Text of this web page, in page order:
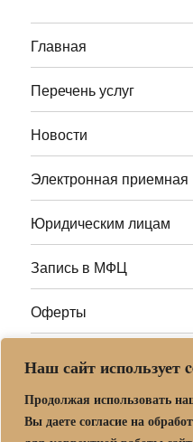
Наш сайт использует
Продолжая использовать
Вы даете согласие на
Главная
Перечень услуг
Новости
Электронная приемная
Юридическим лицам
Запись в МФЦ
Оферты
Адреса МФЦ МО